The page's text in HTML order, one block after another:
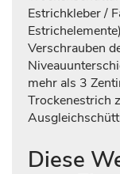
Estrichkleber /
Verschrauben
mehr als 3
Trockenestrich
Diese